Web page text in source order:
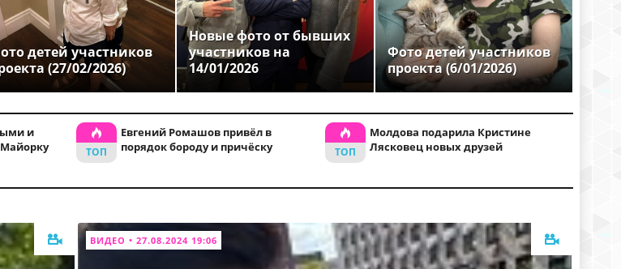
детей участников
(27/02/2026)
Новые фото от бывших
участников на
14/01/2026
Фото детей участников
проекта (6/01/2026)
и
Евгений Ромашов привёл в
порядок бороду и причёску
Молдова подарила Кристине
Лясковец новых друзей
ВИДЕО • 27.08.2024 19:06